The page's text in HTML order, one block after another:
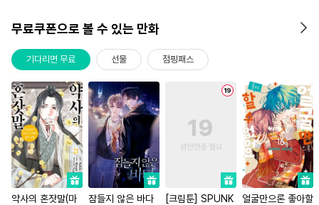
무료쿠폰으로 볼 수 있는 만화
기다리면 무료 선물 점핑패스
약사의 혼잣말(마
잠들지 않은 바다
[크림툰] SPUNK
얼굴만으론 좋아할